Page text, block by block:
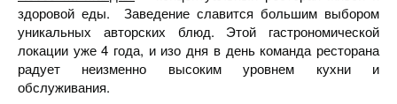
здоровой еды. Заведение славится большим выбором
уникальных авторских блюд. Этой гастрономической
локации уже 4 года, и изо дня в день команда ресторана
радует неизменно высоким уровнем кухни и
обслуживания.